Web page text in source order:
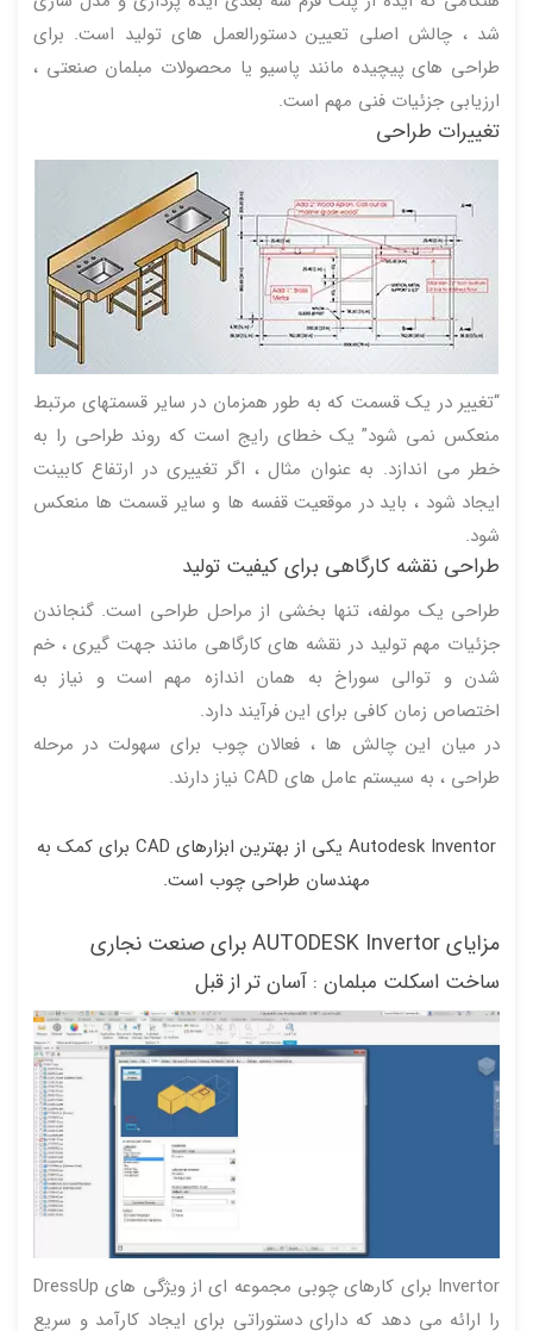
شد ، چالش اصلی تعیین دستورالعمل های تولید است. برای
طراحی های پیچیده مانند پاسیو یا محصولات مبلمان صنعتی ،
ارزیابی جزئیات فنی مهم است.
تغییرات طراحی
“تغییر در یک قسمت که به طور همزمان در سایر قسمتهای مرتبط
منعکس نمی شود” یک خطای رایج است که روند طراحی را به
خطر می اندازد. به عنوان مثال ، اگر تغییری در ارتفاع کابینت
ایجاد شود ، باید در موقعیت قفسه ها و سایر قسمت ها منعکس
شود.
طراحی نقشه کارگاهی برای کیفیت تولید
طراحی یک مولفه، تنها بخشی از مراحل طراحی است. گنجاندن
جزئیات مهم تولید در نقشه های کارگاهی مانند جهت گیری ، خم
شدن و توالی سوراخ به همان اندازه مهم است و نیاز به
اختصاص زمان کافی برای این فرآیند دارد.
در میان این چالش ها ، فعالان چوب برای سهولت در مرحله
طراحی ، به سیستم عامل های CAD نیاز دارند.
Autodesk Inventor یکی از بهترین ابزارهای CAD برای کمک به
مهندسان طراحی چوب است.
مزایای AUTODESK Invertor برای صنعت نجاری
ساخت اسکلت مبلمان : آسان تر از قبل
Invertor برای کارهای چوبی مجموعه ای از ویژگی های DressUp
را ارائه می دهد که دارای دستوراتی برای ایجاد کارآمد و سریع